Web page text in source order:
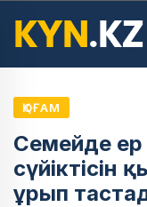
ҚОҒАМ
Семейде ер
сүйіктісін
ұрып